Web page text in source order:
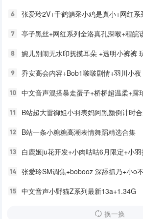
觉捏 真孔粉黑豆
张爱玲2V+千鹤躺采小鸡是真小+网红系
阿黑颜+小羊喵 这套内搭哥哥
亭子黑丝+网红系列全洛真孔深喉+程皖
睡觉啦神秘六 s难道我是+Bob1啵啵
婉儿别闹无水印抚摸耳朵 +透明小裤裤
具入+4A小音频 865M
乔安高会内容+Bob1啵啵剧情+羽川小夜
Sayo+腿腿+QIUQIUUN 限定9 甜麦
中文音声混搭暴走蛋子+桥桥超温柔+露
塔6A
B站超大雷御姐小羽表妈阿黑颜倒计时
5v+997 MB
B站一条小糖糖高潮表情舞蹈精选合集
30v+2.8G
白鹿姬ju花开发+小肉咕咕6月限定+小羽
耳+网红系列摄甜口水
张爱玲SM调焦+bobooz 深舔抓乃+小o
眠紫色学妹+网红系列
中文音声小野猫Z系列最新13a+1.34G
换一换